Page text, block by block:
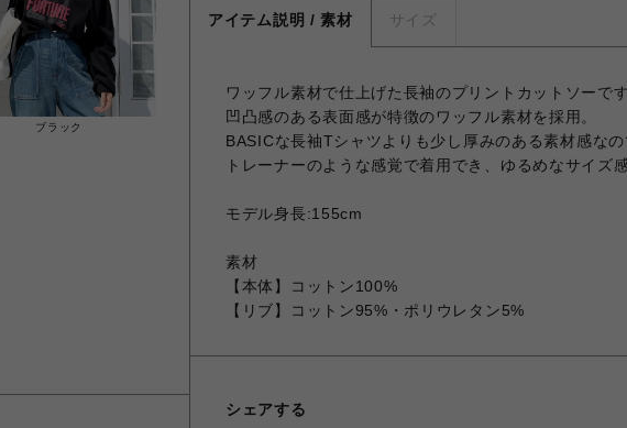
ブラック
アイテム説明 / 素材 サイズ
ワッフル素材で仕上げた長袖のプリントカットソーです
凹凸感のある表面感が特徴のワッフル素材を採用。
BASICな長袖Tシャツよりも少し厚みのある素材感な
トレーナーのような感覚で着用でき、ゆるめなサイズ
モデル身長:155cm
素材
【本体】コットン100%
【リブ】コットン95%・ポリウレタン5%
シェアする